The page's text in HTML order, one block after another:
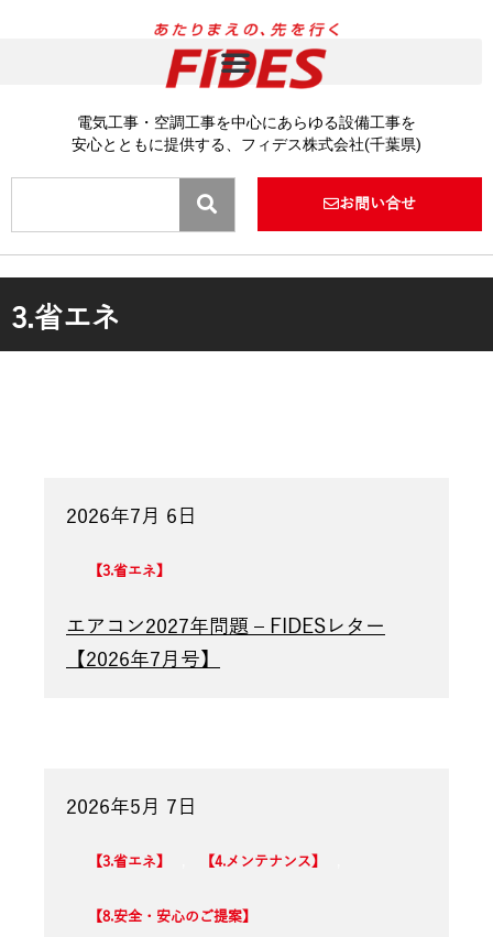
電気工事・空調工事を中心にあらゆる設備工事を
安心とともに提供する、フィデス株式会社(千葉県)
お問い合せ
3.省エネ
2026年7月 6日
3.省エネ
エアコン2027年問題 – FIDESレター
【2026年7月号】
2026年5月 7日
3.省エネ 4.メンテナンス
8.安全・安心のご提案